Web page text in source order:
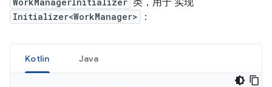
类，用于 实现
Initializer<WorkManager> ：
Kotlin Java